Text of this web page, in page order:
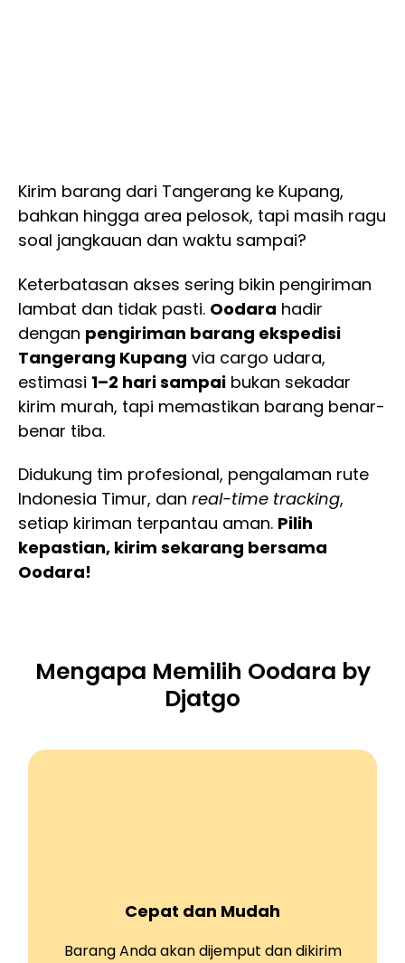
Kirim barang dari Tangerang ke Kupang,
bahkan hingga area pelosok, tapi masih ragu
soal jangkauan dan waktu sampai?
Keterbatasan akses sering bikin pengiriman
lambat dan tidak pasti. Oodara hadir
dengan pengiriman barang ekspedisi
Tangerang Kupang via cargo udara,
estimasi 1–2 hari sampai bukan sekadar
kirim murah, tapi memastikan barang benar-
benar tiba.
Didukung tim profesional, pengalaman rute
Indonesia Timur, dan real-time tracking,
setiap kiriman terpantau aman. Pilih
kepastian, kirim sekarang bersama
Oodara!
Mengapa Memilih Oodara by
Djatgo
Cepat dan Mudah
Barang Anda akan dijemput dan dikirim